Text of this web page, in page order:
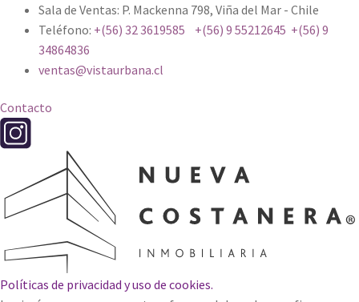
Sala de Ventas: P. Mackenna 798, Viña del Mar - Chile
Teléfono: +(56) 32 3619585 +(56) 9 55212645 +(56) 9
34864836
ventas@vistaurbana.cl
Contacto
Políticas de privacidad y uso de cookies.